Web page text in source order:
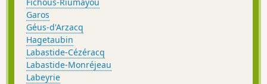
Garos
Géus-d'Arzacq
Hagetaubin
Labastide-Cézéracq
Labastide-Monréjeau
Labeyrie